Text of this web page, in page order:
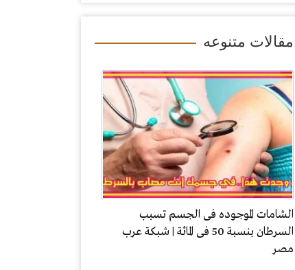
مقالات متنوعه
الشامات الموجوده فى الجسم تسبب
السرطان بنسبة 50 فى المائة | شبكة عرب
مصر